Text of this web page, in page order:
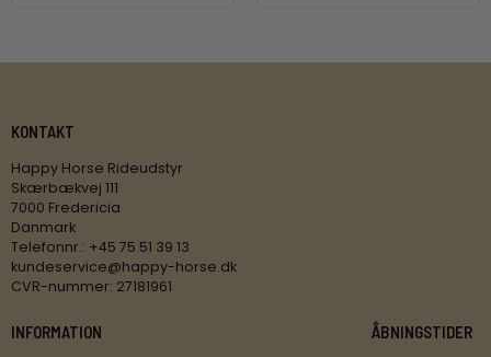
KONTAKT
Happy Horse Rideudstyr
Skærbækvej 111
7000 Fredericia
Danmark
Telefonnr.: +45 75 51 39 13
kundeservice@happy-horse.dk
CVR-nummer: 27181961
INFORMATION ÅBNINGSTIDER